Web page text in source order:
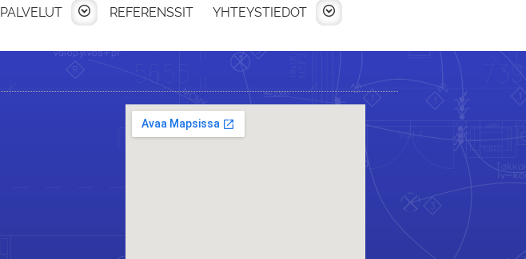
PALVELUT REFERENSSIT YHTEYSTIEDOT